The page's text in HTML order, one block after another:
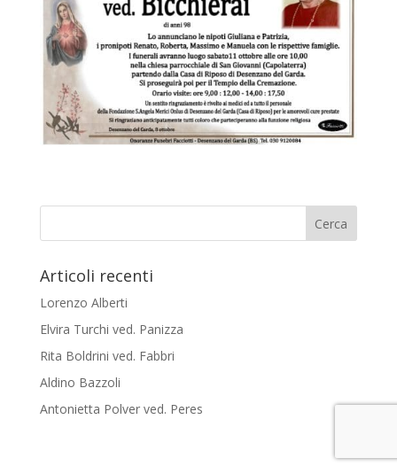
Articoli recenti
Lorenzo Alberti
Elvira Turchi ved. Panizza
Rita Boldrini ved. Fabbri
Aldino Bazzoli
Antonietta Polver ved. Peres